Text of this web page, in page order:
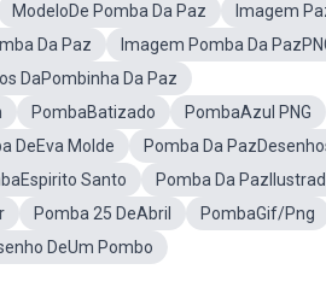
ModeloDe Pomba Da Paz
Imagem
Da Paz
Imagem Pomba Da
DaPombinha Da Paz
PombaBatizado
PombaAzul PNG
DeEva Molde
Pomba Da
Santo
Pomba Da
Pomba 25 DeAbril
PombaGif/Png
DeUm Pombo